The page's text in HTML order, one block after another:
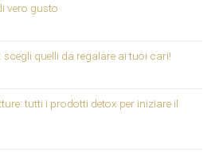
vero gusto
scegli quelli da regalare ai tuoi cari!
tutti i prodotti detox per iniziare il